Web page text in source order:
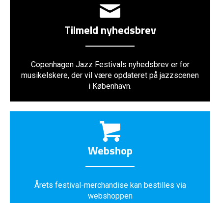
Tilmeld nyhedsbrev
Copenhagen Jazz Festivals nyhedsbrev er for
musikelskere, der vil være opdateret på jazzscenen
i København.
Webshop
Årets festival-merchandise kan bestilles via
webshoppen